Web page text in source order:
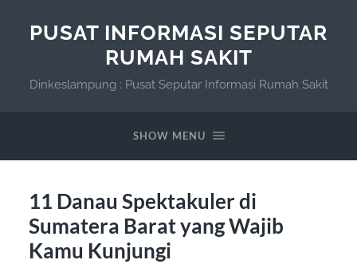
PUSAT INFORMASI SEPUTAR
RUMAH SAKIT
Dinkeslampung : Pusat Seputar Informasi Rumah Sakit
SHOW MENU
11 Danau Spektakuler di
Sumatera Barat yang Wajib
Kamu Kunjungi